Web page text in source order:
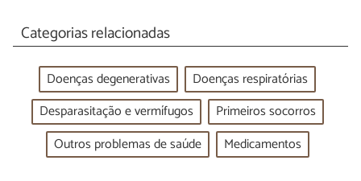
Categorias relacionadas
Doenças degenerativas
Doenças respiratórias
Desparasitação e vermífugos
Primeiros socorros
Outros problemas de saúde
Medicamentos